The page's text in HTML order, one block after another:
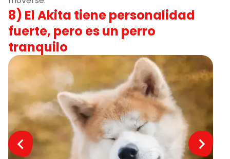
8) El Akita tiene personalidad
fuerte, pero es un perro
tranquilo